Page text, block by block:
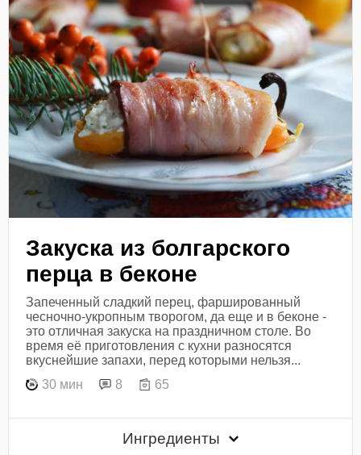
Закуска из болгарского
перца в беконе
Запеченный сладкий перец, фаршированный
чесночно-укропным творогом, да еще и в беконе -
это отличная закуска на праздничном столе. Во
время её приготовления с кухни разносятся
вкуснейшие запахи, перед которыми нельзя...
30 мин
8 65
Ингредиенты